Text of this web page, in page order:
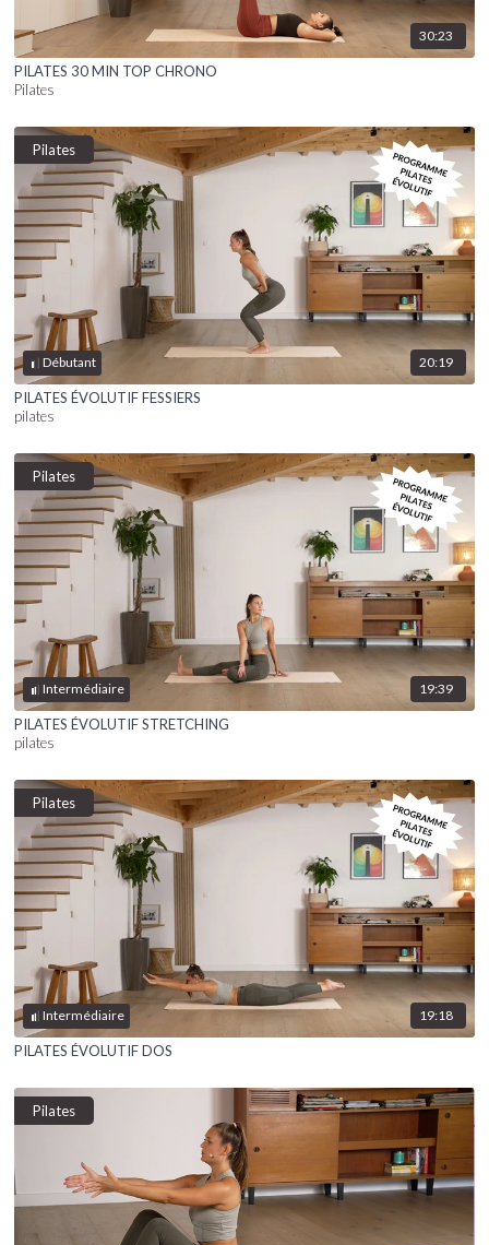
30:23
PILATES 30 MIN TOP CHRONO
Pilates
Débutant
Pilates
20:19
PILATES ÉVOLUTIF FESSIERS
pilates
Intermédiaire
Pilates
19:39
PILATES ÉVOLUTIF STRETCHING
pilates
Intermédiaire
Pilates
19:18
PILATES ÉVOLUTIF DOS
Pilates